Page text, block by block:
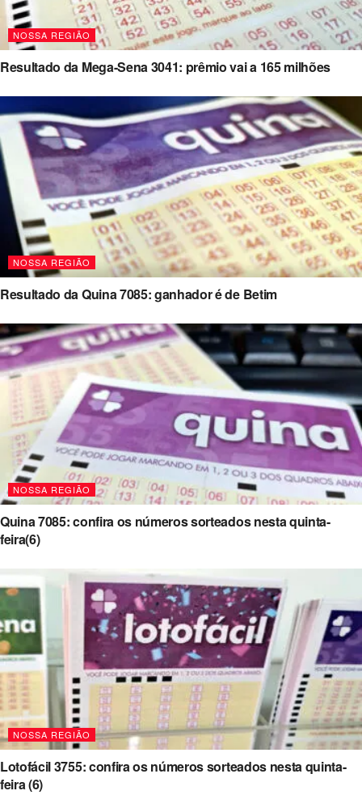
NOSSA REGIÃO
Resultado da Mega-Sena 3041: prêmio vai a 165 milhões
NOSSA REGIÃO
Resultado da Quina 7085: ganhador é de Betim
NOSSA REGIÃO
Quina 7085: confira os números sorteados nesta quinta-
feira(6)
NOSSA REGIÃO
Lotofácil 3755: confira os números sorteados nesta quinta-
feira (6)